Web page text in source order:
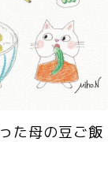
た母の豆ご飯